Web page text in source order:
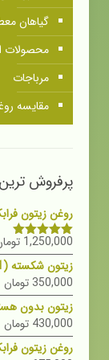
گیاهان
محصولات
مرباجات
مقایسه
پرفروش
روغن زیتون فرابکر
نمره5.00
از 5
1,250,000
زیتون شکسته (1 کیلویی)
350,000 تومان
زیتون بدون هسته (1
430,000 تومان
روغن زیتون فرابکر (500